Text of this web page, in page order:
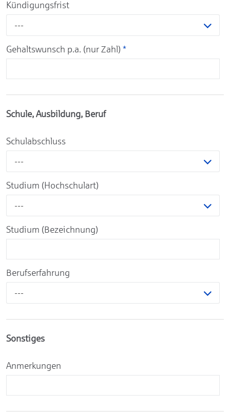
Kündigungsfrist
---
Gehaltswunsch p.a. (nur Zahl) *
Schule, Ausbildung, Beruf
Schulabschluss
---
Studium (Hochschulart)
---
Studium (Bezeichnung)
Berufserfahrung
---
Sonstiges
Anmerkungen